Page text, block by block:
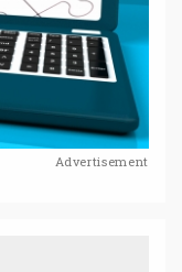
Advertisement